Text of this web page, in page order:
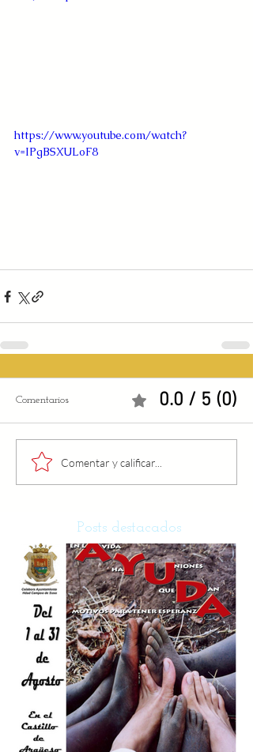
https://www.youtube.com/watch?
v=IPgBSXULoF8
Comentarios 0.0 / 5 (0)
Comentar y calificar...
Posts destacados